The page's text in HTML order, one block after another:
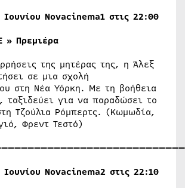
Ιουνίου Novacinema1 στις 22:00
» Πρεμιέρα
της μητέρας της, η Άλεξ
σε μια σχολή
στη Νέα Υόρκη. Με τη βοήθεια
ταξιδεύει για να παραδώσει το
Τζούλια Ρόμπερτς. (Κωμωδία,
Φρεντ Τεστό)
Ιουνίου Novacinema2 στις 22:10